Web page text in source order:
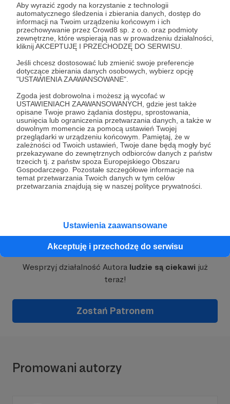
Aby wyrazić zgody na korzystanie z technologii
automatycznego śledzenia i zbierania danych, dostęp do
informacji na Twoim urządzeniu końcowym i ich
przechowywanie przez Crowd8 sp. z o.o. oraz podmioty
zewnętrzne, które wspierają nas w prowadzeniu działalności,
kliknij AKCEPTUJĘ I PRZECHODZĘ DO SERWISU.
Jeśli chcesz dostosować lub zmienić swoje preferencje
dotyczące zbierania danych osobowych, wybierz opcję
"USTAWIENIA ZAAWANSOWANE".
Zgoda jest dobrowolna i możesz ją wycofać w
USTAWIENIACH ZAAWANSOWANYCH, gdzie jest także
opisane Twoje prawo żądania dostępu, sprostowania,
usunięcia lub ograniczenia przetwarzania danych, a także w
dowolnym momencie za pomocą ustawień Twojej
przeglądarki w urządzeniu końcowym. Pamiętaj, że w
zależności od Twoich ustawień, Twoje dane będą mogły być
przekazywane do zewnętrznych odbiorców danych z państw
trzecich tj. z państw spoza Europejskiego Obszaru
Gospodarczego. Pozostałe szczegółowe informacje na
temat przetwarzania Twoich danych w tym celów
przetwarzania znajdują się w naszej polityce prywatności.
Ustawienia zaawansowane
Akceptuję i przechodzę do serwisu
03.11.2022 Brak komentarzy
Agata czyli jak w szwajcarskim zegarku cz.
I
Czy w Szwajcarii wszystko działa jak w szwajcarskim
zegarku? Czy za minimalne przekroczenie prędkości
rowerem po chodniku? Czy Szwajcarzy są - tak jak ich kraj
- neutralni, czy też jasno wyrażają swoje poglądy. Jak
można uzyskać obywatelstwo szwajcarskie. Będzie też
odpowiedź na podchwytliwe pytanie o stolicę Szwajcarii.
Wszystko to i jeszcze więcej w pierwszej części rozmowy
z Agatą, mieszkajacą w Szwajcarii od 2002 roku.
Zapraszam
szwajcaria polacy w szwajcarii geneva +5
Dołącz do grona Patronów!
Wesprzyj działalność Autora ludzie są ciekawi już
teraz!
Zostań Patronem
Promowani autorzy